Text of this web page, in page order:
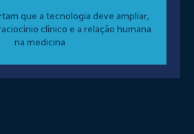
que a tecnologia deve ampliar,
clínico e a relação humana
na medicina